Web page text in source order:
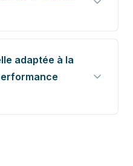
adaptée à la